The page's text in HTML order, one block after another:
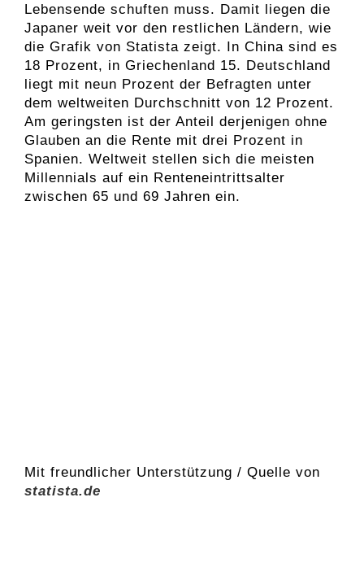
Lebensende schuften muss. Damit liegen die
Japaner weit vor den restlichen Ländern, wie
die Grafik von Statista zeigt. In China sind es
18 Prozent, in Griechenland 15. Deutschland
liegt mit neun Prozent der Befragten unter
dem weltweiten Durchschnitt von 12 Prozent.
Am geringsten ist der Anteil derjenigen ohne
Glauben an die Rente mit drei Prozent in
Spanien. Weltweit stellen sich die meisten
Millennials auf ein Renteneintrittsalter
zwischen 65 und 69 Jahren ein.
Mit freundlicher Unterstützung / Quelle von
statista.de